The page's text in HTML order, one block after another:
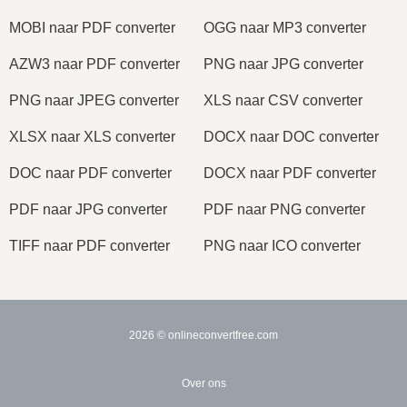
MOBI naar PDF converter OGG naar MP3 converter
AZW3 naar PDF converter PNG naar JPG converter
PNG naar JPEG converter XLS naar CSV converter
XLSX naar XLS converter DOCX naar DOC converter
DOC naar PDF converter DOCX naar PDF converter
PDF naar JPG converter PDF naar PNG converter
TIFF naar PDF converter PNG naar ICO converter
2026 © onlineconvertfree.com
Over ons